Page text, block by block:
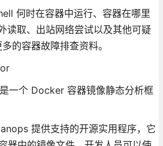
何时在容器中运行、容器在哪里
读取、出站网络尝试以及其他可疑
的容器故障排查资料。
一个 Docker 容器镜像静态分析框
提供支持的开源实用程序，它